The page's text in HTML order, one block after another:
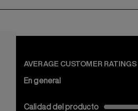
AVERAGE CUSTOMER RATINGS
En general
Calidad del producto